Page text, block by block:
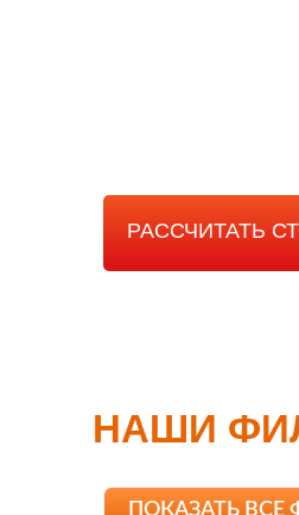
РАССЧИТАТЬ
НАШИ
ПОКАЗАТЬ ВСЕ